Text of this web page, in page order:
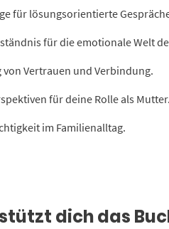
für lösungsorientierte
für die emotionale Welt
von Vertrauen und Verbindung.
für deine Rolle als Mutter.
im Familienalltag.
dich das